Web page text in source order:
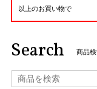
以上のお買い物で
Search 商品